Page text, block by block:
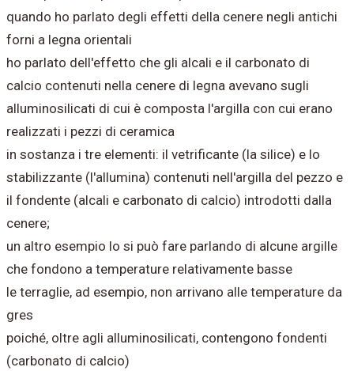
quando ho parlato degli effetti della cenere negli antichi
forni a legna orientali
ho parlato dell'effetto che gli alcali e il carbonato di
calcio contenuti nella cenere di legna avevano sugli
alluminosilicati di cui è composta l'argilla con cui erano
realizzati i pezzi di ceramica
in sostanza i tre elementi: il vetrificante (la silice) e lo
stabilizzante (l'allumina) contenuti nell'argilla del pezzo e
il fondente (alcali e carbonato di calcio) introdotti dalla
cenere;
un altro esempio lo si può fare parlando di alcune argille
che fondono a temperature relativamente basse
le terraglie, ad esempio, non arrivano alle temperature da
gres
poiché, oltre agli alluminosilicati, contengono fondenti
(carbonato di calcio)